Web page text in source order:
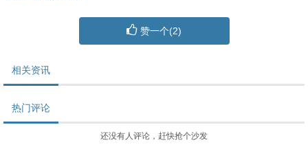
赞一个(2)
相关资讯
热门评论
还没有人评论，赶快抢个沙发